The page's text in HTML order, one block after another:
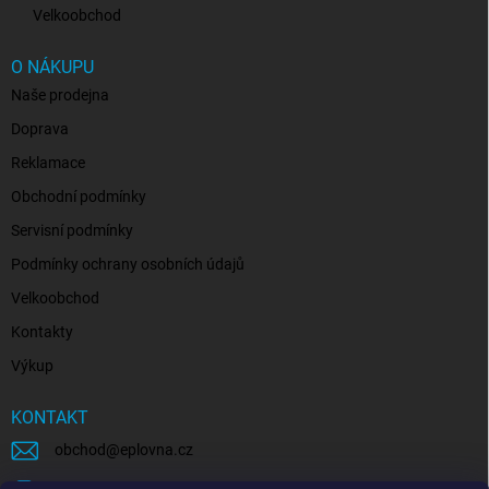
Velkoobchod
O NÁKUPU
Naše prodejna
Doprava
Reklamace
Obchodní podmínky
Servisní podmínky
Podmínky ochrany osobních údajů
Velkoobchod
Kontakty
Výkup
KONTAKT
obchod @eplovna.cz